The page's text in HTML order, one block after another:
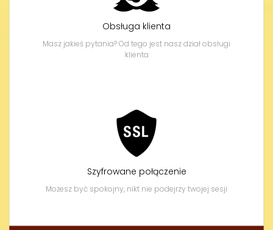
Obsługa klienta
Masz jakieś pytania? Od tego jest nasz dział obsługi
klienta
Szyfrowane połączenie
Możesz być spokojny, nikt nie podejrzy twojej sesji